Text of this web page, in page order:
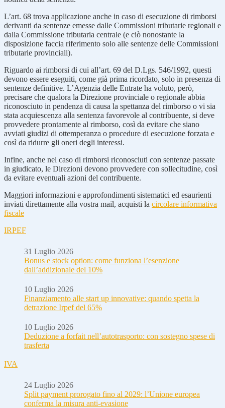
L’art. 68 trova applicazione anche in caso di esecuzione di rimborsi
derivanti da sentenze emesse dalle Commissioni tributarie regionali e
dalla Commissione tributaria centrale (e ciò nonostante la
disposizione faccia riferimento solo alle sentenze delle Commissioni
tributarie provinciali).
Riguardo ai rimborsi di cui all’art. 69 del D.Lgs. 546/1992, questi
devono essere eseguiti, come già prima ricordato, solo in presenza di
sentenze definitive. L’Agenzia delle Entrate ha voluto, però,
precisare che qualora la Direzione provinciale o regionale abbia
riconosciuto in pendenza di causa la spettanza del rimborso o vi sia
stata acquiescenza alla sentenza favorevole al contribuente, si deve
provvedere prontamente al rimborso, così da evitare che siano
avviati giudizi di ottemperanza o procedure di esecuzione forzata e
così da ridurre gli oneri degli interessi.
Infine, anche nel caso di rimborsi riconosciuti con sentenze passate
in giudicato, le Direzioni devono provvedere con sollecitudine, così
da evitare eventuali azioni del contribuente.
Maggiori informazioni e approfondimenti sistematici ed esaurienti
inviati direttamente alla vostra mail, acquisti la circolare informativa
fiscale
IRPEF
31 Luglio 2026
Bonus e stock option: come funziona l’esenzione
dall’addizionale del 10%
10 Luglio 2026
Finanziamento alle start up innovative: quando spetta la
detrazione Irpef del 65%
10 Luglio 2026
Deduzione a forfait nell’autotrasporto: con sostegno spese di
trasferta
IVA
24 Luglio 2026
Split payment prorogato fino al 2029: l’Unione europea
conferma la misura anti-evasione